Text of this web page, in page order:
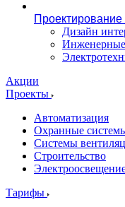
Проектирование
Дизайн
Инженерные
Акции
Проекты
Автоматизация
Охранные
Системы
Строительство
Тарифы